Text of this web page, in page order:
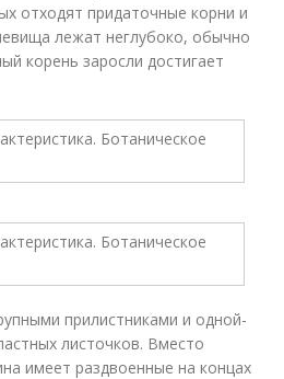
отходят придаточные корни и
лежат неглубоко, обычно
корень заросли достигает
прилистниками и одной-
листочков. Вместо
имеет раздвоенные на концах